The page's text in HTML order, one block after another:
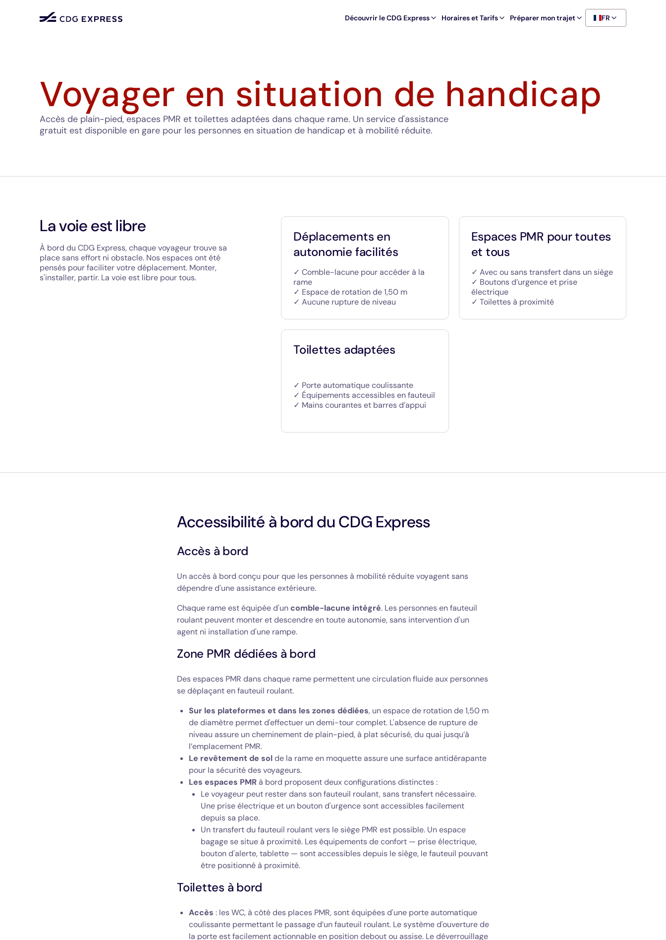
Découvrir le CDG Express Horaires et Tarifs Préparer mon trajet FR
Voyager en situation de handicap
Accès de plain-pied, espaces PMR et toilettes adaptées dans chaque rame. Un service d'assistance
gratuit est disponible en gare pour les personnes en situation de handicap et à mobilité réduite.
La voie est libre
À bord du CDG Express, chaque voyageur trouve sa
place sans effort ni obstacle. Nos espaces ont été
pensés pour faciliter votre déplacement. Monter,
s'installer, partir. La voie est libre pour tous.
Déplacements en
autonomie facilités
✓ Comble-lacune pour accéder à la
rame
✓ Espace de rotation de 1,50 m
✓ Aucune rupture de niveau
Espaces PMR pour toutes
et tous
✓ Avec ou sans transfert dans un siège
✓ Boutons d’urgence et prise
électrique
✓ Toilettes à proximité
Toilettes adaptées
✓ Porte automatique coulissante
✓ Équipements accessibles en fauteuil
✓ Mains courantes et barres d’appui
Accessibilité à bord du CDG Express
Accès à bord
Un accès à bord conçu pour que les personnes à mobilité réduite voyagent sans
dépendre d'une assistance extérieure.
Chaque rame est équipée d'uncomble-lacune intégré. Les personnes en fauteuil
roulant peuvent monter et descendre en toute autonomie, sans intervention d'un
agent ni installation d'une rampe.
Zone PMR dédiées à bord
Des espaces PMR dans chaque rame permettent une circulation fluide aux personnes
se déplaçant en fauteuil roulant.
Sur les plateformes et dans les zones dédiées, un espace de rotation de 1,50 m
de diamètre permet d'effectuer un demi-tour complet. L'absence de rupture de
niveau assure un cheminement de plain-pied, à plat sécurisé, du quai jusqu’à
l’emplacement PMR.
Le revêtement de solde la rame en moquette assure une surface antidérapante
pour la sécurité des voyageurs.
Les espaces PMRà bord proposent deux configurations distinctes :
Le voyageur peut rester dans son fauteuil roulant, sans transfert nécessaire.
Une prise électrique et un bouton d'urgence sont accessibles facilement
depuis sa place.
Un transfert du fauteuil roulant vers le siège PMR est possible. Un espace
bagage se situe à proximité. Les équipements de confort — prise électrique,
bouton d'alerte, tablette — sont accessibles depuis le siège, le fauteuil pouvant
être positionné à proximité.
Toilettes à bord
Accès : les WC, à côté des places PMR, sont équipées d'une porte automatique
coulissante permettant le passage d’un fauteuil roulant. Le système d'ouverture de
la porte est facilement actionnable en position debout ou assise. Le déverrouillage